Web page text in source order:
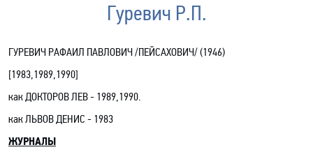
Гуревич Р.П.
ГУРЕВИЧ РАФАИЛ ПАВЛОВИЧ /ПЕЙСАХОВИЧ/(1946)
[1983,1989,1990]
как ДОКТОРОВ ЛЕВ - 1989,1990.
как ЛЬВОВ ДЕНИС - 1983
ЖУРНАЛЫ